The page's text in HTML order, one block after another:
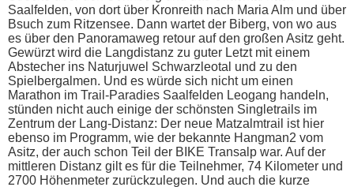
Saalfelden, von dort über Kronreith nach Maria Alm und über
Bsuch zum Ritzensee. Dann wartet der Biberg, von wo aus
es über den Panoramaweg retour auf den großen Asitz geht.
Gewürzt wird die Langdistanz zu guter Letzt mit einem
Abstecher ins Naturjuwel Schwarzleotal und zu den
Spielbergalmen. Und es würde sich nicht um einen
Marathon im Trail-Paradies Saalfelden Leogang handeln,
stünden nicht auch einige der schönsten Singletrails im
Zentrum der Lang-Distanz: Der neue Matzalmtrail ist hier
ebenso im Programm, wie der bekannte Hangman2 vom
Asitz, der auch schon Teil der BIKE Transalp war. Auf der
mittleren Distanz gilt es für die Teilnehmer, 74 Kilometer und
2700 Höhenmeter zurückzulegen. Und auch die kurze